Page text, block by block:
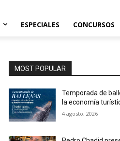
ESPECIALES CONCURSOS
MOST POPULAR
Temporada de
la economía
4 agosto, 2026